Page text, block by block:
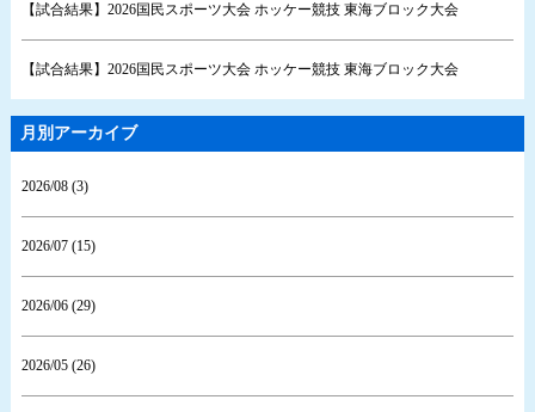
【試合結果】2026国民スポーツ大会 ホッケー競技 東海ブロック大会
【試合結果】2026国民スポーツ大会 ホッケー競技 東海ブロック大会
月別アーカイブ
2026/08 (3)
2026/07 (15)
2026/06 (29)
2026/05 (26)